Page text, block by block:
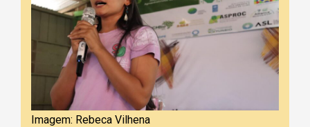
Imagem: Rebeca Vilhena